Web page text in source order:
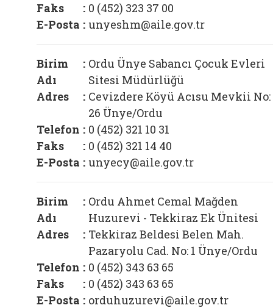
Faks
: 0 (452) 323 37 00
E-Posta : unyeshm@aile.gov.tr
Birim
Adı
: Ordu Ünye Sabancı Çocuk Evleri
Sitesi Müdürlüğü
Adres
: Cevizdere Köyü Acısu Mevkii No:
26 Ünye/Ordu
Telefon : 0 (452) 321 10 31
Faks
: 0 (452) 321 14 40
E-Posta : unyecy@aile.gov.tr
Birim
Adı
: Ordu Ahmet Cemal Mağden
Huzurevi - Tekkiraz Ek Ünitesi
Adres
: Tekkiraz Beldesi Belen Mah.
Pazaryolu Cad. No: 1 Ünye/Ordu
Telefon : 0 (452) 343 63 65
Faks
: 0 (452) 343 63 65
E-Posta : orduhuzurevi@aile.gov.tr